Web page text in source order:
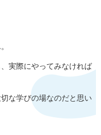
実際にやってみなければ
な学びの場なのだと思い